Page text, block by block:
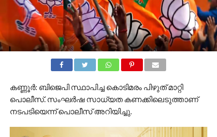
കണ്ണൂര്‍: ബിജെപി സ്ഥാപിച്ച കൊടിമരം പിഴുത് മാറ്റി
പൊലീസ്. സംഘര്‍ഷ സാധ്യത കണക്കിലെടുത്താണ്
നടപടിയെന്ന് പൊലീസ് അറിയിച്ചു.